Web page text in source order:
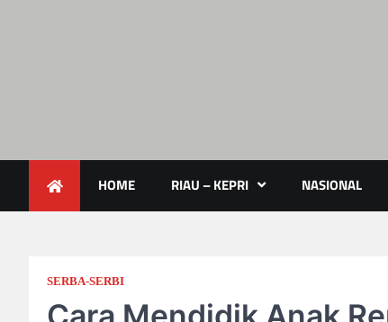
HOME RIAU – KEPRI NASIONAL
SERBA-SERBI